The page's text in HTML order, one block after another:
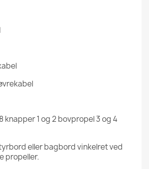
knapper 1 og 2 bovpropel 3 og 4
eller bagbord vinkelret ved
propeller.